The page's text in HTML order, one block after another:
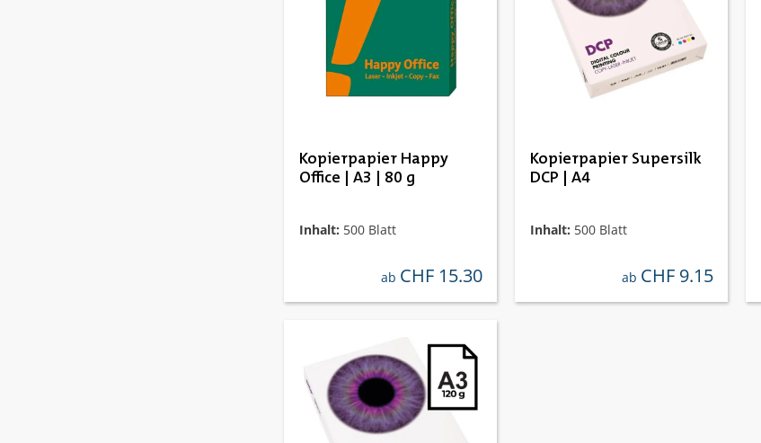
Kopierpapier Happy
Office | A3 | 80 g
Inhalt: 500 Blatt
regulärer preis:
ab CHF 15.30
Kopierpapier Supersilk
DCP | A4
Inhalt: 500 Blatt
regulärer preis:
ab CHF 9.15